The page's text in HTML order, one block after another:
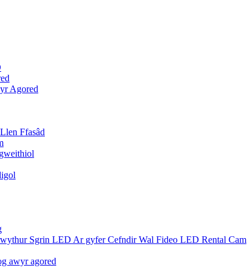
Agored
Ffasâd
Sgrin LED Ar gyfer Cefndir Wal Fideo LED Rental Cam
awyr agored